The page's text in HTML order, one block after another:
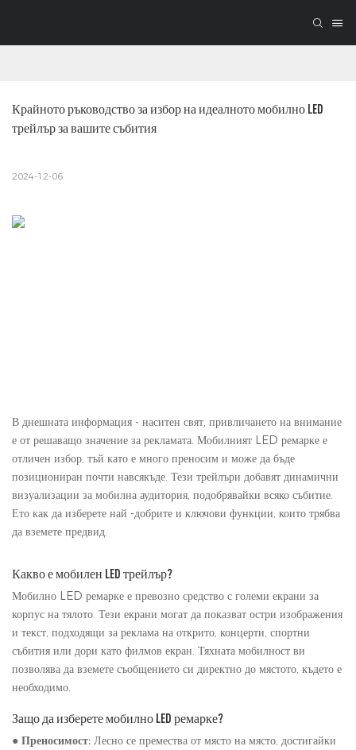
Крайното ръководство за избор на идеалното мобилно LED
трейлър за вашите събития
2024-12-06
В днешната информация - наситен свят, привличането на внимание
е от решаващо значение за рекламата. Мобилният LED ремарке е
отличен избор, тъй като е много преносим и може да бъде
позициониран почти навсякъде. Тези трейлъри добавят динамични
визуализации за мобилна аудитория, подобрявайки всяко събитие.
Ето как да изберете най -добрите и ключови функции, които трябва
да вземете предвид.
Какво е мобилен LED трейлър?
Мобилно LED ремарке е превозно средство с големи екрани за
корпус на тялото. Тези екрани могат да показват остри изображения
и текст, подходящи за реклама на открито, концерти, спортни
събития или дори като филмов екран. Тяхната мобилност ви
позволява да вземете съобщението си директно до мястото, където е
необходимо.
Защо да изберете мобилно LED ремарке?
● Преносимост: Лесно се премества от място на място, достигайки